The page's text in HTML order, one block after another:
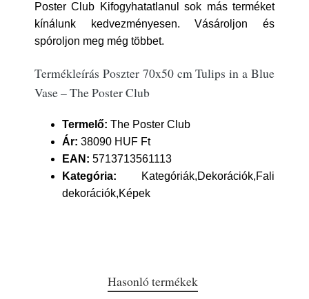
Poster Club Kifogyhatatlanul sok más terméket
kínálunk kedvezményesen. Vásároljon és
spóroljon meg még többet.
Termékleírás Poszter 70x50 cm Tulips in a Blue
Vase – The Poster Club
Termelő: The Poster Club
Ár: 38090 HUF Ft
EAN: 5713713561113
Kategória: Kategóriák,Dekorációk,Fali
dekorációk,Képek
Hasonló termékek